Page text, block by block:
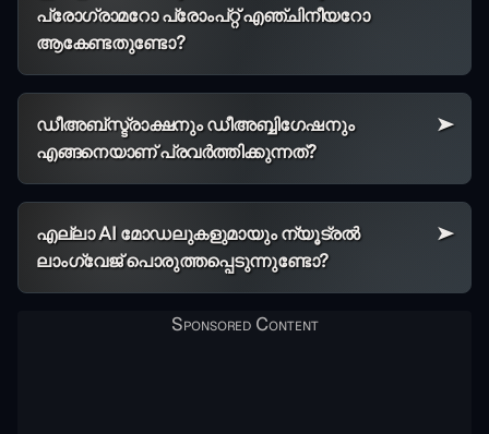
പ്രോഗ്രാമറോ പ്രോംപ്റ്റ് എഞ്ചിനീയറോ
ആകേണ്ടതുണ്ടോ?
ഡീഅബ്സ്ട്രാക്ഷനും ഡീഅബ്ബിഗേഷനും
എങ്ങനെയാണ് പ്രവർത്തിക്കുന്നത്?
എല്ലാ AI മോഡലുകളുമായും ന്യൂട്രൽ
ലാംഗ്വേജ് പൊരുത്തപ്പെടുന്നുണ്ടോ?